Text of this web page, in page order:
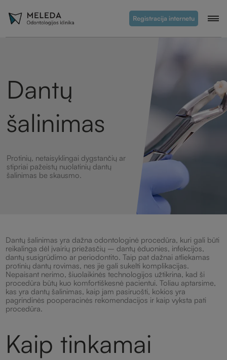
Registracija internetu
Dantų
šalinimas
Protinių, netaisyklingai dygstančių ar
stipriai pažeistų nuolatinių dantų
šalinimas be skausmo.
Dantų šalinimas yra dažna odontologinė procedūra, kuri gali būti
reikalinga dėl įvairių priežasčių – dantų ėduonies, infekcijos,
dantų susigrūdimo ar periodontito. Taip pat dažnai atliekamas
protinių dantų rovimas, nes jie gali sukelti komplikacijas.
Nepaisant nerimo, šiuolaikinės technologijos užtikrina, kad ši
procedūra būtų kuo komfortiškesnė pacientui. Toliau aptarsime,
kas yra dantų šalinimas, kaip jam pasiruošti, kokios yra
pagrindinės pooperacinės rekomendacijos ir kaip vyksta pati
procedūra.
Kaip tinkamai